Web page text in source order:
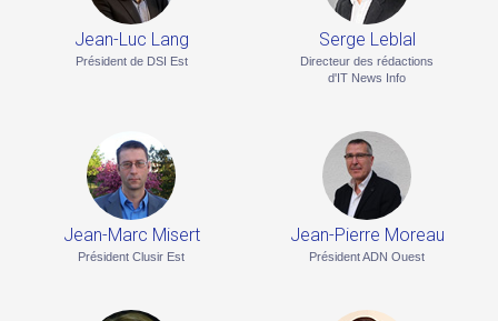
Jean-Luc Lang
Président de DSI Est
Serge Leblal
Directeur des rédactions
d'IT News Info
Jean-Marc Misert
Président Clusir Est
Jean-Pierre Moreau
Président ADN Ouest